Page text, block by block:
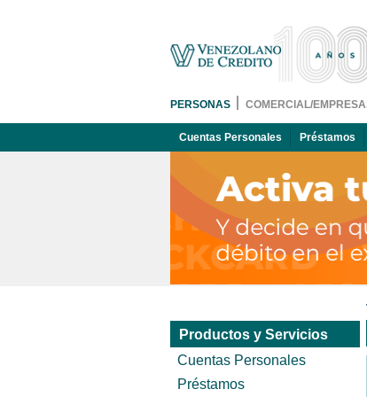
PERSONAS COMERCIAL/
Cuentas Personales Préstamos
Productos y Servicios
Cuentas Personales
Préstamos